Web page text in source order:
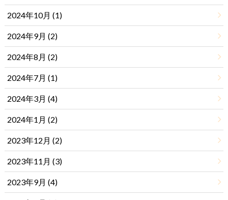
2024年10月 (1)
2024年9月 (2)
2024年8月 (2)
2024年7月 (1)
2024年3月 (4)
2024年1月 (2)
2023年12月 (2)
2023年11月 (3)
2023年9月 (4)